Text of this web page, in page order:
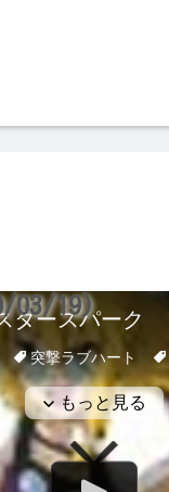
03/19）